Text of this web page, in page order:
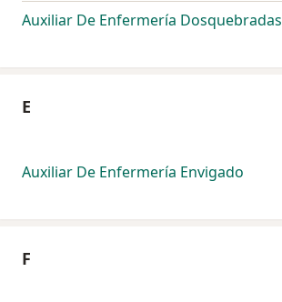
Auxiliar De Enfermería Dosquebradas
E
Auxiliar De Enfermería Envigado
F